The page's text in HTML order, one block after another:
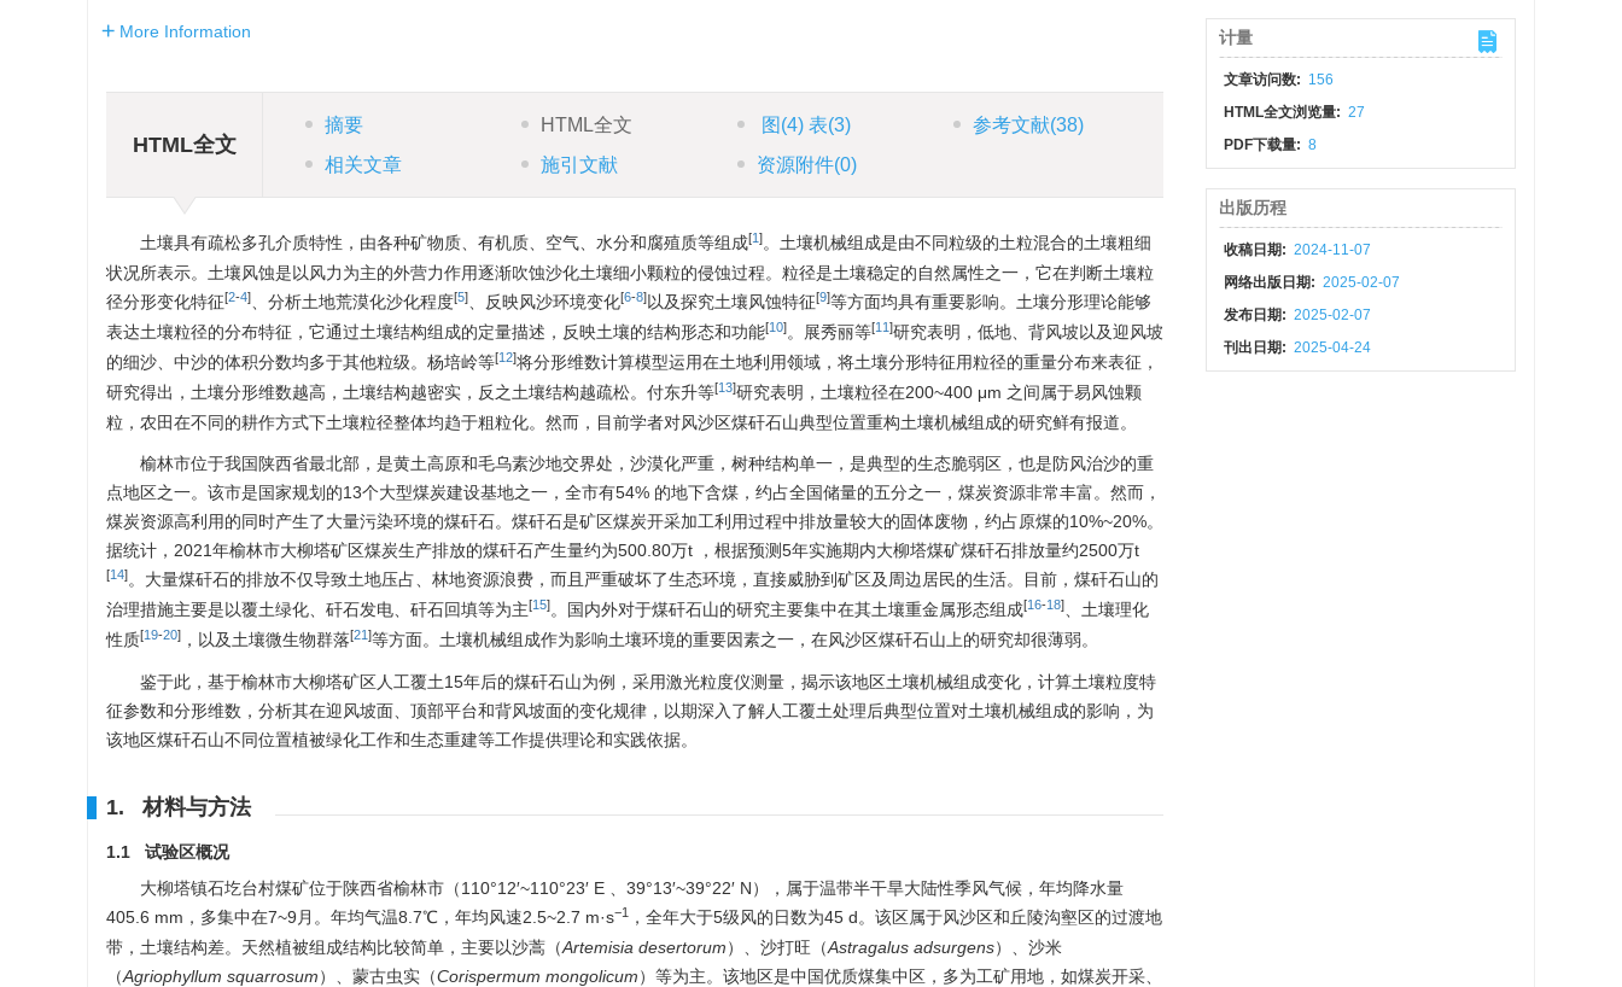
More Information
HTML全文
摘要 HTML全文 图 (4) 表(3) 参考文献(38)
相关文章
施引文献 资源附件(0)
土壤具有疏松多孔介质特性，由各种矿物质、有机质、空气、水分和腐殖质等组成[1]。土壤机械组成是由不同粒级的土粒混合的土壤粗细
状况所表示。土壤风蚀是以风力为主的外营力作用逐渐吹蚀沙化土壤细小颗粒的侵蚀过程。粒径是土壤稳定的自然属性之一，它在判断土壤粒
径分形变化特征[2-4] 、分析土地荒漠化沙化程度[5] 、反映风沙环境变化[6-8]以及探究土壤风蚀特征[9]等方面均具有重要影响。土壤分形理论能够
表达土壤粒径的分布特征，它通过土壤结构组成的定量描述，反映土壤的结构形态和功能[10]。展秀丽等[11]研究表明，低地、背风坡以及迎风坡
的细沙、中沙的体积分数均多于其他粒级。杨培岭等[12]将分形维数计算模型运用在土地利用领域，将土壤分形特征用粒径的重量分布来表征，
研究得出，土壤分形维数越高，土壤结构越密实，反之土壤结构越疏松。付东升等[13]研究表明，土壤粒径在200~400 μm 之间属于易风蚀颗
粒，农田在不同的耕作方式下土壤粒径整体均趋于粗粒化。然而，目前学者对风沙区煤矸石山典型位置重构土壤机械组成的研究鲜有报道。
榆林市位于我国陕西省最北部，是黄土高原和毛乌素沙地交界处，沙漠化严重，树种结构单一，是典型的生态脆弱区，也是防风治沙的重
点地区之一。该市是国家规划的13个大型煤炭建设基地之一，全市有54% 的地下含煤，约占全国储量的五分之一，煤炭资源非常丰富。然而，
煤炭资源高利用的同时产生了大量污染环境的煤矸石。煤矸石是矿区煤炭开采加工利用过程中排放量较大的固体废物，约占原煤的10%~20%。
据统计，2021年榆林市大柳塔矿区煤炭生产排放的煤矸石产生量约为500.80万t ，根据预测5年实施期内大柳塔煤矿煤矸石排放量约2500万t
[14]。大量煤矸石的排放不仅导致土地压占、林地资源浪费，而且严重破坏了生态环境，直接威胁到矿区及周边居民的生活。目前，煤矸石山的
治理措施主要是以覆土绿化、矸石发电、矸石回填等为主[15]。国内外对于煤矸石山的研究主要集中在其土壤重金属形态组成[16-18]
、土壤理化
性质[19-20] ，以及土壤微生物群落[21]等方面。土壤机械组成作为影响土壤环境的重要因素之一，在风沙区煤矸石山上的研究却很薄弱。
鉴于此，基于榆林市大柳塔矿区人工覆土15年后的煤矸石山为例，采用激光粒度仪测量，揭示该地区土壤机械组成变化，计算土壤粒度特
征参数和分形维数，分析其在迎风坡面、顶部平台和背风坡面的变化规律，以期深入了解人工覆土处理后典型位置对土壤机械组成的影响，为
该地区煤矸石山不同位置植被绿化工作和生态重建等工作提供理论和实践依据。
1. 材料与方法
1.1 试验区概况
大柳塔镇石圪台村煤矿位于陕西省榆林市（110°12′~110°23′ E 、39°13′~39°22′ N），属于温带半干旱大陆性季风气候，年均降水量
405.6 mm，多集中在7~9月。年均气温8.7℃，年均风速2.5~2.7 m·s−1
，全年大于5级风的日数为45 d。该区属于风沙区和丘陵沟壑区的过渡地
带，土壤结构差。天然植被组成结构比较简单，主要以沙蒿（Artemisia desertorum）、沙打旺（Astragalus adsurgens）、沙米
（Agriophyllum squarrosum）、蒙古虫实（Corispermum mongolicum）等为主。该地区是中国优质煤集中区，多为工矿用地，如煤炭开采、
计量
文章访问数: 156
HTML全文浏览量: 27
PDF下载量: 8
出版历程
收稿日期: 2024-11-07
网络出版日期: 2025-02-07
发布日期: 2025-02-07
刊出日期: 2025-04-24